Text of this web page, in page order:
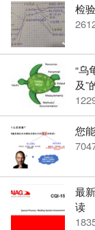
检
“乌
及”
您
最
读